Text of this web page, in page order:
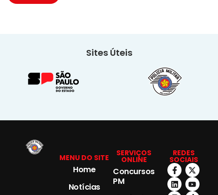
Sites Úteis
MENU DO SITE
Home
Notícias
SERVIÇOS
ONLINE
Concursos
PM
REDES
SOCIAIS